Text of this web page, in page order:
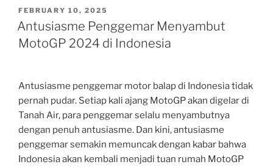
POSTED
ON
FEBRUARY 10, 2025
Antusiasme Penggemar Menyambut
MotoGP 2024 di Indonesia
Antusiasme penggemar motor balap di Indonesia tidak
pernah pudar. Setiap kali ajang MotoGP akan digelar di
Tanah Air, para penggemar selalu menyambutnya
dengan penuh antusiasme. Dan kini, antusiasme
penggemar semakin memuncak dengan kabar bahwa
Indonesia akan kembali menjadi tuan rumah MotoGP